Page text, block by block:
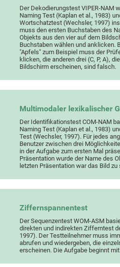
Der Dekodierungstest VIPER-NAM
Naming Test (Kaplan et al., 1983)
Wortschatztest (Wechsler, 1997)
muss den ersten Buchstaben des
Objekts aus den vier auf dem
Buchstaben wählen und anklicken.
"Apfels" zum Beispiel muss der
klicken, die anderen drei (C, P, A),
Bildschirm erscheinen, sind falsch.
Multimodaler lexikalischer
Der Identifikationstest COM-NAM
Naming Test (Kaplan et al., 1983)
Test (Wechsler, 1997). Für jedes
Benutzer zwischen drei
in der Aufgabe zum ersten Mal
Präsentation wurde der Name des
letzten Präsentation war das Bild zu
Ziffernspannentest
Der Sequenzentest WOM-ASM
direkten und indirekten Zifferntest
1997). Der Testteilnehmer muss
abrufen und wiedergeben, die
erscheinen. Die Aufgabe beginnt